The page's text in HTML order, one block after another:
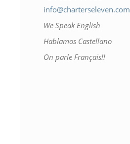
info@charterseleven.com
We Speak English
Hablamos Castellano
On parle Français!!